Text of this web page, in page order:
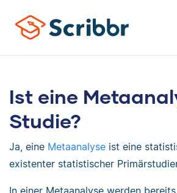
Ist eine
Studie?
Ja, eine Metaanalyse ist eine
existenter statistischer
In einer Metaanalyse werden